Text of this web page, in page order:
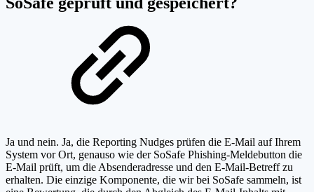
Ja und nein. Ja, die Reporting Nudges prüfen die E-Mail auf Ihrem
System vor Ort, genauso wie der SoSafe Phishing-Meldebutton die
E-Mail prüft, um die Absenderadresse und den E-Mail-Betreff zu
erhalten. Die einzige Komponente, die wir bei SoSafe sammeln, ist